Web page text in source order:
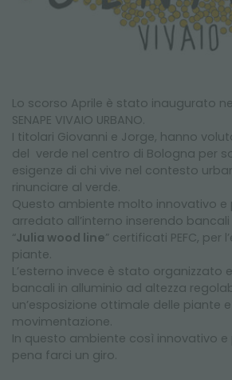
Lo scorso Aprile è stato inaugurato
SENAPE VIVAIO URBANO.
I titolari Giovanni e Jorge, hanno
del verde nel centro di Bologna per
esigenze di chi vive nel contesto
rinunciare al verde.
Questo ambiente molto innovativo
arredato all’interno inserendo
“Julia wood line” certificati PEFC, per
piante.
L’esterno invece è stato organizzato
bancali in alluminio ad altezza
un’esposizione ottimale delle piante
movimentazione.
In questo ambiente così innovativo e
pena farci un giro.